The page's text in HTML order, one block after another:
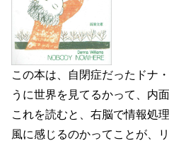
この本は、自閉症だったドナ
うに世界を見てるかって、内
これを読むと、右脳で情報処
風に感じるのかってことが、